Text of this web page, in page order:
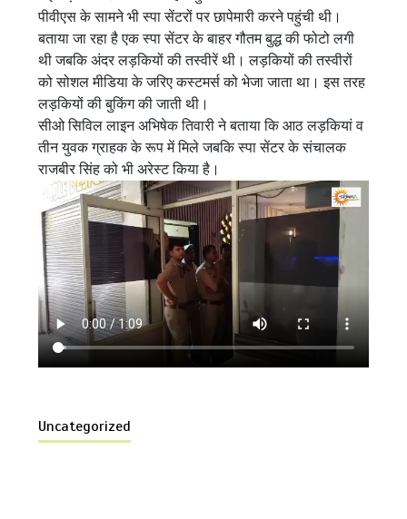
पीवीएस के सामने भी स्पा सेंटरों पर छापेमारी करने पहुंची थी।
बताया जा रहा है एक स्पा सेंटर के बाहर गौतम बुद्ध की फोटो लगी
थी जबकि अंदर लड़कियों की तस्वीरें थी। लड़कियों की तस्वीरों
को सोशल मीडिया के जरिए कस्टमर्स को भेजा जाता था। इस तरह
लड़कियों की बुकिंग की जाती थी।
सीओ सिविल लाइन अभिषेक तिवारी ने बताया कि आठ लड़कियां व
तीन युवक ग्राहक के रूप में मिले जबकि स्पा सेंटर के संचालक
राजबीर सिंह को भी अरेस्ट किया है।
Uncategorized